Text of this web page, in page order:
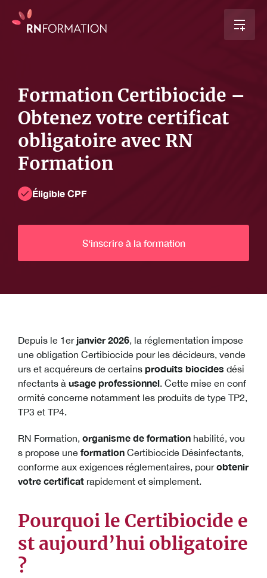
Formation Certibiocide –
Obtenez votre certificat
obligatoire avec RN
Formation
Éligible CPF
S‘inscrire à la formation
Depuis le 1er janvier 2026, la réglementation impose
une obligation Certibiocide pour les décideurs, vende
urs et acquéreurs de certains produits biocides dési
nfectants à usage professionnel. Cette mise en conf
ormité concerne notamment les produits de type TP2,
TP3 et TP4.
RN Formation, organisme de formation habilité, vou
s propose une formation Certibiocide Désinfectants,
conforme aux exigences réglementaires, pourobtenir
votre certificat rapidement et simplement.
Pourquoi le Certibiocide e
st aujourd’hui obligatoire
?